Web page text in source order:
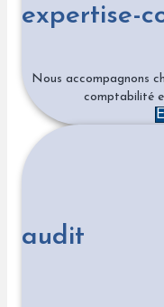
expertise-
Nous accompagnons
comptabilité
audit